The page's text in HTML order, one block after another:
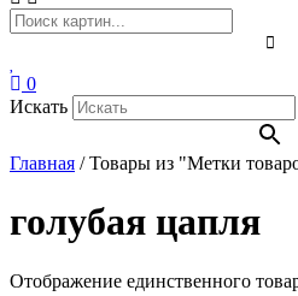
0
Искать
Главная /Товары из "Метки
голубая цапля
Отображение единственного